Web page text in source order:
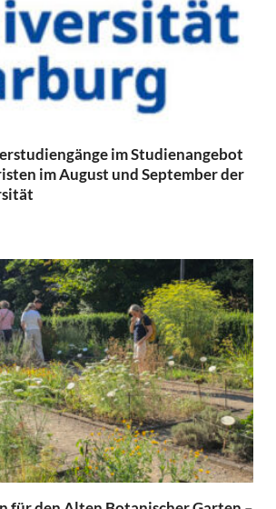
im Studienangebot
im August und September der